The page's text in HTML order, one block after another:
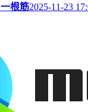
一根筋2025-11-23